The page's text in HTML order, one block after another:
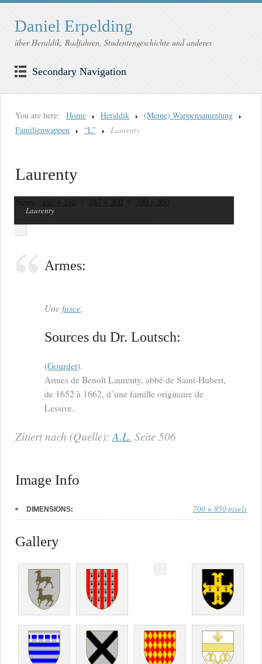
Daniel Erpelding
über Heraldik, Radfahren, Studentengeschichte und anderes
Secondary Navigation
You are here: Home Heraldik
(Meine) Wappensammlung
Familienwappen
“L” Laurenty
Laurenty
150 × 150 247 × 300 700 × 850
Laurenty
Armes:
Unefasce.
Sources du Dr. Loutsch:
(Gourdet).
Armes de Benoît Laurenty, abbé de Saint-Hubert,
de 1652 à 1662, d’une famille originaire de
Lessive.
Zitiert nach (Quelle):A.L. Seite 506
Image Info
DIMENSIONS: 700 × 850 pixels
Gallery